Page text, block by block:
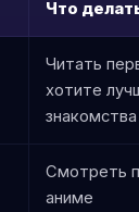
Что
Читать
хотите
знакомства
Смотреть
аниме